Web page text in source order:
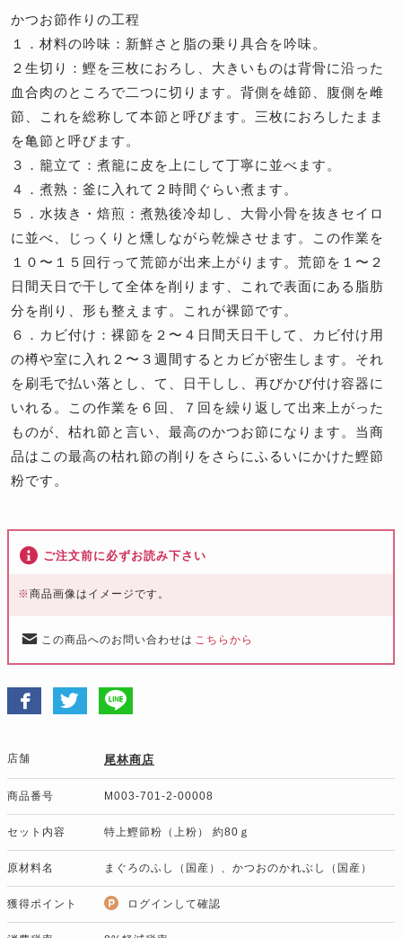
かつお節作りの工程
１．材料の吟味：新鮮さと脂の乗り具合を吟味。
２生切り：鰹を三枚におろし、大きいものは背骨に沿った
血合肉のところで二つに切ります。背側を雄節、腹側を雌
節、これを総称して本節と呼びます。三枚におろしたまま
を亀節と呼びます。
３．籠立て：煮籠に皮を上にして丁寧に並べます。
４．煮熟：釜に入れて２時間ぐらい煮ます。
５．水抜き・焙煎：煮熟後冷却し、大骨小骨を抜きセイロ
に並べ、じっくりと燻しながら乾燥させます。この作業を
１０〜１５回行って荒節が出来上がります。荒節を１〜２
日間天日で干して全体を削ります、これで表面にある脂肪
分を削り、形も整えます。これが裸節です。
６．カビ付け：裸節を２〜４日間天日干して、カビ付け用
の樽や室に入れ２〜３週間するとカビが密生します。それ
を刷毛で払い落とし、て、日干しし、再びかび付け容器に
いれる。この作業を６回、７回を繰り返して出来上がった
ものが、枯れ節と言い、最高のかつお節になります。当商
品はこの最高の枯れ節の削りをさらにふるいにかけた鰹節
粉です。
ご注文前に必ずお読み下さい
※商品画像はイメージです。
この商品へのお問い合わせは こちらから
店舗 尾林商店
商品番号 M003-701-2-00008
セット内容 特上鰹節粉（上粉） 約80ｇ
原材料名 まぐろのふし（国産）、かつおのかれぶし（国産）
獲得ポイント ログインして確認